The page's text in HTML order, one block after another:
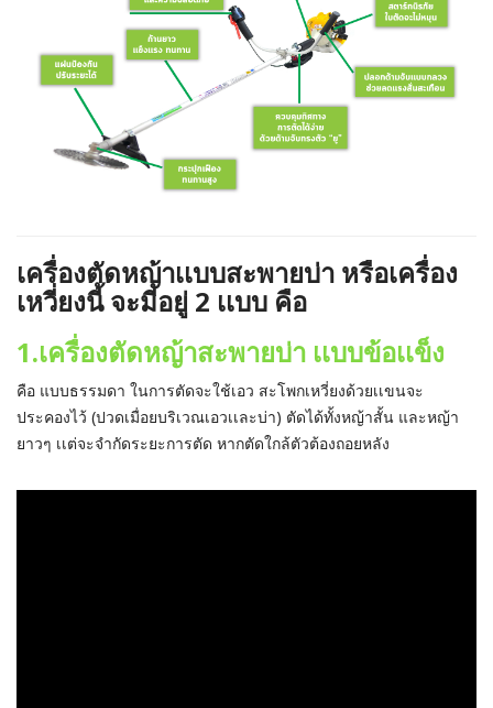
เครื่องตัดหญ้าเเบบสะพายบ่า หรือเครื่อง
เหวี่ยงนี้ จะมีอยู่ 2 เเบบ คือ
1.เครื่องตัดหญ้าสะพายบ่า เเบบข้อเเข็ง
คือ แบบธรรมดา ในการตัดจะใช้เอว สะโพกเหวี่ยงด้วยเเขนจะ
ประคองไว้ (ปวดเมื่อยบริเวณเอวเเละบ่า) ตัดได้ทั้งหญ้าสั้น และหญ้า
ยาวๆ เเต่จะจำกัดระยะการตัด หากตัดใกล้ตัวต้องถอยหลัง